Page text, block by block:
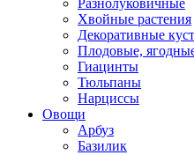
Хвойные растения
Декоративные
Плодовые,
Гиацинты
Тюльпаны
Нарциссы
Овощи
Арбуз
Базилик